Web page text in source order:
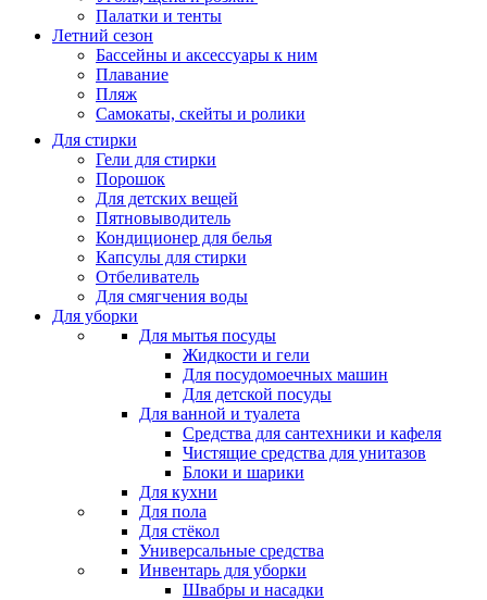
Палатки и тенты
Летний сезон
Бассейны и аксессуары к ним
Плавание
Пляж
Самокаты, скейты и ролики
Для стирки
Гели для стирки
Порошок
Для детских вещей
Пятновыводитель
Кондиционер для белья
Капсулы для стирки
Отбеливатель
Для смягчения воды
Для уборки
Для мытья посуды
Жидкости и гели
Для посудомоечных машин
Для детской посуды
Для ванной и туалета
Средства для сантехники и кафеля
Чистящие средства для унитазов
Блоки и шарики
Для кухни
Для пола
Для стёкол
Универсальные средства
Инвентарь для уборки
Швабры и насадки